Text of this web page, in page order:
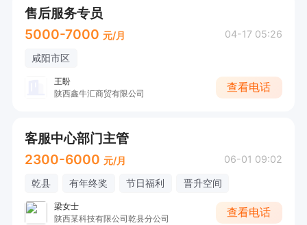
售后服务专员
5000-7000 元/月 04-17 05:26
咸阳市区
王盼
陕西鑫牛汇商贸有限公司
查看电话
客服中心部门主管
2300-6000 元/月 06-01 09:02
乾县 有年终奖 节日福利 晋升空间
梁女士
陕西某科技有限公司乾县分公司
查看电话